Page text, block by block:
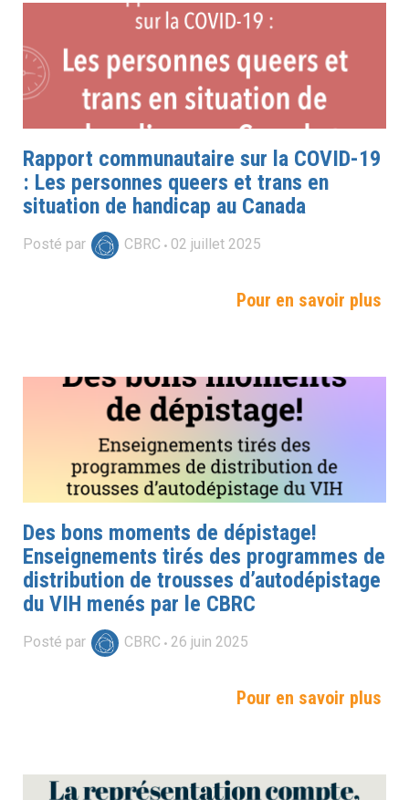
Rapport communautaire sur la COVID-19
: Les personnes queers et trans en
situation de handicap au Canada
Posté par CBRC 02 juillet 2025
Pour en savoir plus
Des bons moments de dépistage!
Enseignements tirés des programmes de
distribution de trousses d’autodépistage
du VIH menés par le CBRC
Posté par CBRC 26 juin 2025
Pour en savoir plus